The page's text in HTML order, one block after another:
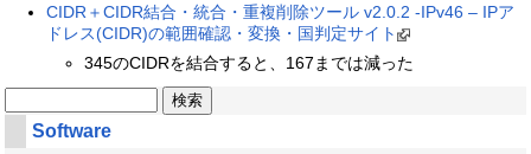
CIDR＋CIDR結合・統合・重複削除ツール v2.0.2 -IPv46 – IPア
ドレス(CIDR)の範囲確認・変換・国判定サイト
345のCIDRを結合すると、167までは減った
Software